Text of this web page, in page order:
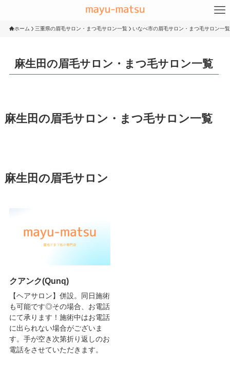
ホーム 三重県の眉毛サロン・まつ毛サロン一覧 いなべ市の眉毛サロン・まつ毛サロン一覧
麻生田の眉毛サロン・まつ毛サロン一覧
麻生田の眉毛サロン・まつ毛サロン一覧
麻生田の眉毛サロン
クアンク(Qunq)
【ヘアサロン】併設。同日施術
も可能です◎その場合、お電話
にて承ります！施術中はお電話
に出られない場合がございま
す。手が空き次第折り返しのお
電話をさせていただきます。